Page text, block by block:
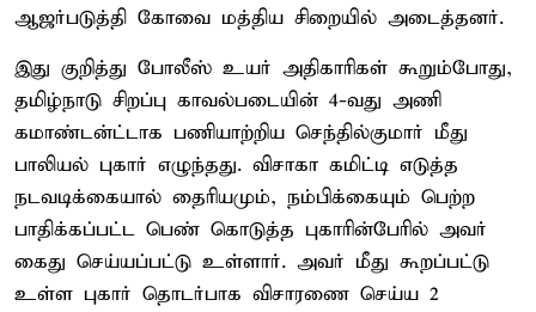
ஆஜர்படுத்தி கோவை மத்திய சிறையில் அடைத்தனர்.
இது குறித்து போலீஸ் உயர் அதிகாரிகள் கூறும்போது,
தமிழ்நாடு சிறப்பு காவல்படையின் 4-வது அணி
கமாண்டன்ட்டாக பணியாற்றிய செந்தில்குமார் மீது
பாலியல் புகார் எழுந்தது. விசாகா கமிட்டி எடுத்த
நடவடிக்கையால் தைரியமும், நம்பிக்கையும் பெற்ற
பாதிக்கப்பட்ட பெண் கொடுத்த புகாரின்பேரில் அவர்
கைது செய்யப்பட்டு உள்ளார். அவர் மீது கூறப்பட்டு
உள்ள புகார் தொடர்பாக விசாரணை செய்ய 2